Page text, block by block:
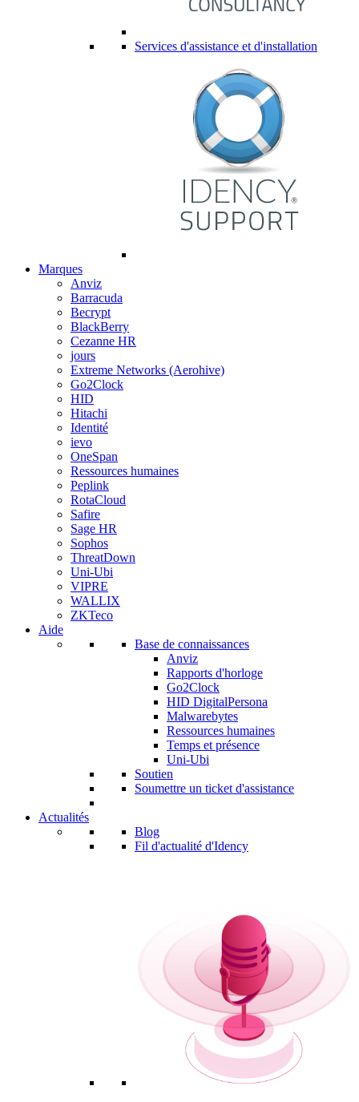
Services d'assistance et d'installation
Marques
Anviz
Barracuda
Becrypt
BlackBerry
Cezanne HR
jours
Extreme Networks (Aerohive)
Go2Clock
HID
Hitachi
Identité
ievo
OneSpan
Ressources humaines
Peplink
RotaCloud
Safire
Sage HR
Sophos
ThreatDown
Uni-Ubi
VIPRE
WALLIX
ZKTeco
Aide
Base de connaissances
Anviz
Rapports d'horloge
Go2Clock
HID DigitalPersona
Malwarebytes
Ressources humaines
Temps et présence
Uni-Ubi
Soutien
Soumettre un ticket d'assistance
Actualités
Blog
Fil d'actualité d'Idency